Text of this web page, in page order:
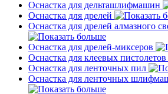
Оснастка для дельташлифмашин
Оснастка для дрелей
Оснастка для дрелей алмазного
Оснастка для дрелей-миксеров
Оснастка для клеевых пистолетов
Оснастка для ленточных пил
Оснастка для ленточных